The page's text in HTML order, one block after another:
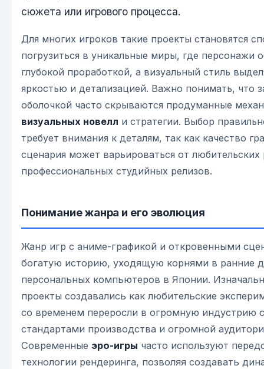
сюжета или игрового процесса.
Для многих игроков такие проекты становятся
погрузиться в уникальные миры, где персонажи
глубокой проработкой, а визуальный стиль
яркостью и детализацией. Важно понимать, что
оболочкой часто скрываются продуманные
визуальных новелл и стратегии. Выбор
требует внимания к деталям, так как качество
сценария может варьироваться от любительских
профессиональных студийных релизов.
Понимание жанра и его эволюция
Жанр игр с аниме-графикой и откровенными
богатую историю, уходящую корнями в ранние
персональных компьютеров в Японии.
проекты создавались как любительские
со временем переросли в огромную индустрию
стандартами производства и огромной
Современные эро-игры часто используют
технологии рендеринга, позволяя создавать